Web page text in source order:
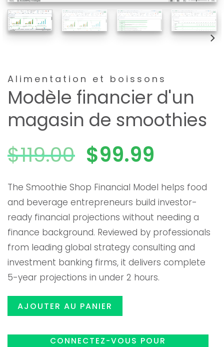
Alimentation et boissons
Modèle financier d'un
magasin de smoothies
$119.00 Le
prix
initial
était :
$119.00.
$99.99
prix
actuel
est :
The Smoothie Shop Financial Model helps food
and beverage entrepreneurs build investor-
ready financial projections without needing a
finance background. Reviewed by professionals
from leading global strategy consulting and
investment banking firms, it delivers complete
5-year projections in under 2 hours.
AJOUTER AU PANIER
CONNECTEZ-VOUS POUR